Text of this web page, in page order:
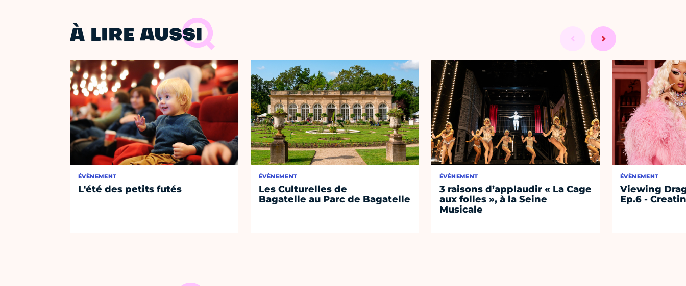
À LIRE AUSSI
ÉVÈNEMENT
L'été des petits futés
ÉVÈNEMENT
Les Culturelles de
Bagatelle au Parc de Bagatelle
ÉVÈNEMENT
3 raisons d’applaudir « La Cage
aux folles », à la Seine
Musicale
ÉVÈNEMENT
Viewing
Ep.6 -